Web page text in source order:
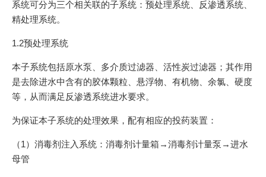
系统可分为三个相关联的子系统：预处理系统、反渗透系统、
精处理系统。
1.2预处理系统
本子系统包括原水泵、多介质过滤器、活性炭过滤器；其作用
是去除进水中含有的胶体颗粒、悬浮物、有机物、余氯、硬度
等，从而满足反渗透系统进水要求。
为保证本子系统的处理效果，配有相应的投药装置：
（1）消毒剂注入系统：消毒剂计量箱→消毒剂计量泵→进水
母管